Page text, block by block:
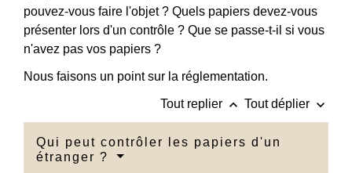
pouvez-vous faire l'objet ? Quels papiers devez-vous
présenter lors d'un contrôle ? Que se passe-t-il si vous
n'avez pas vos papiers ?
Nous faisons un point sur la réglementation.
Tout replier keyboard_arrow_up Tout déplier keyboard_arrow_down
Qui peut contrôler les papiers d'un
étranger ?